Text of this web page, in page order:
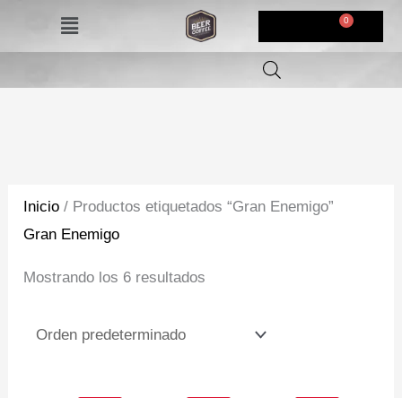
Menú
Inicio / Productos etiquetados “Gran Enemigo”
Gran Enemigo
Mostrando los 6 resultados